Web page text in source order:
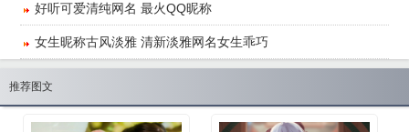
好听可爱清纯网名 最火QQ昵称
女生昵称古风淡雅 清新淡雅网名女生乖巧
推荐图文